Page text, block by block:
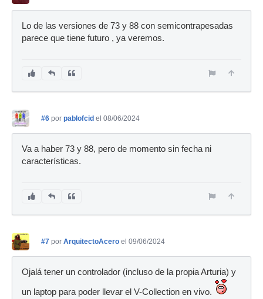
Lo de las versiones de 73 y 88 con semicontrapesadas
parece que tiene futuro , ya veremos.
#6 por pablofcid el 08/06/2024
Va a haber 73 y 88, pero de momento sin fecha ni
características.
#7 por ArquitectoAcero el 09/06/2024
Ojalá tener un controlador (incluso de la propia Arturia) y
un laptop para poder llevar el V-Collection en vivo.